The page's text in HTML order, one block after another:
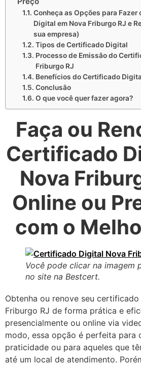
Conheça as Opções para Fazer
Digital em Nova Friburgo RJ e
sua empresa)
Tipos de Certificado Digital
Processo de Emissão do
Friburgo RJ
Benefícios do Certificado
Conclusão
O que você quer fazer agora?
Faça ou
Certificado
Nova
Online ou
com o
Você pode clicar na imagem
no site na Bestcert.
Obtenha ou renove seu
Friburgo RJ de forma prática e
presencialmente ou online via
modo, essa opção é perfeita para
praticidade ou para aqueles que
até um local de atendimento.